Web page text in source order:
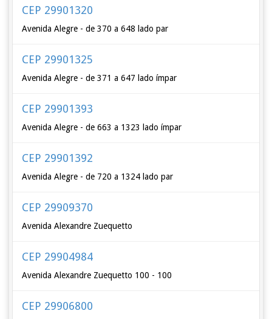
CEP 29901320
Avenida Alegre - de 370 a 648 lado par
CEP 29901325
Avenida Alegre - de 371 a 647 lado ímpar
CEP 29901393
Avenida Alegre - de 663 a 1323 lado ímpar
CEP 29901392
Avenida Alegre - de 720 a 1324 lado par
CEP 29909370
Avenida Alexandre Zuequetto
CEP 29904984
Avenida Alexandre Zuequetto 100 - 100
CEP 29906800